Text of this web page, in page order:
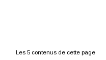
Les 5 contenus de cette page